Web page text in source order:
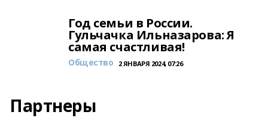
Год семьи в России.
Гульчачка Ильназарова: Я
самая счастливая!
Общество 2 ЯНВАРЯ 2024, 07:26
Партнеры